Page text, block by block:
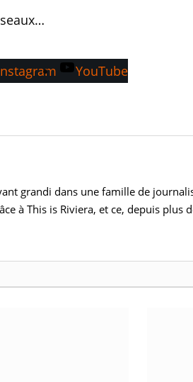
YouTube
grandi dans une famille de
à This is Riviera, et ce, depuis plus